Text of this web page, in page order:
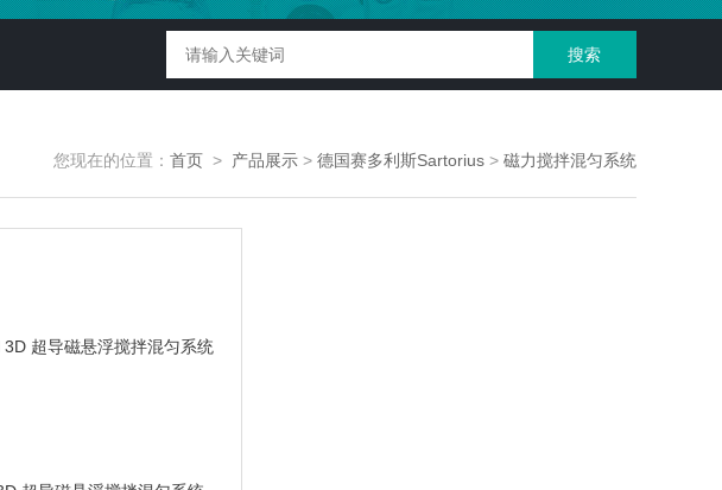
您现在的位置： 首页 > 产品展示 > 德国赛多利斯Sartorius > 磁力搅拌混匀系统